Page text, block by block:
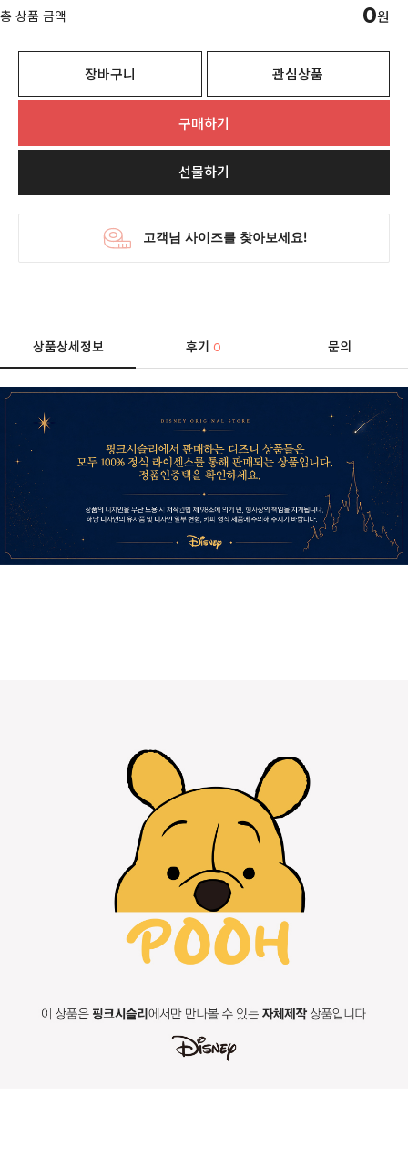
총 상품 금액 0원
장바구니 관심상품
구매하기
선물하기
상품상세정보 후기0 문의